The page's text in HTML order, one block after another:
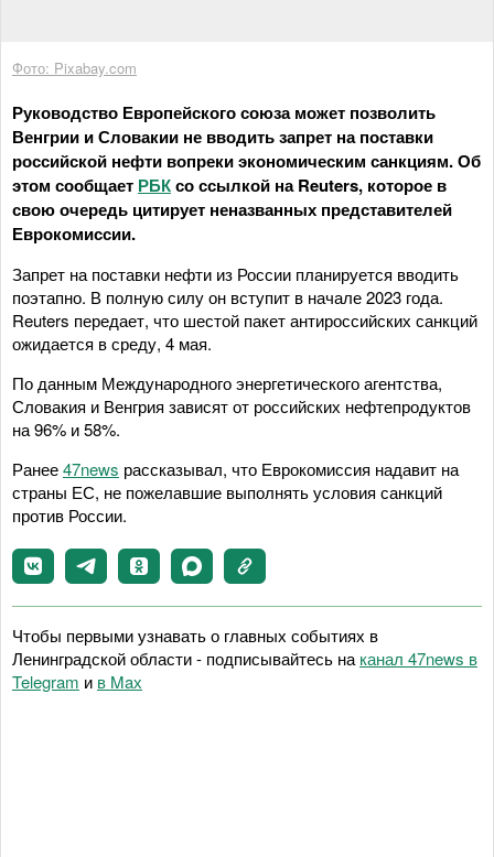
Фото: Pixabay.com
Руководство Европейского союза может позволить
Венгрии и Словакии не вводить запрет на поставки
российской нефти вопреки экономическим санкциям. Об
этом сообщает РБКсо ссылкой на Reuters, которое в
свою очередь цитирует неназванных представителей
Еврокомиссии.
Запрет на поставки нефти из России планируется вводить
поэтапно. В полную силу он вступит в начале 2023 года.
Reuters передает, что шестой пакет антироссийских санкций
ожидается в среду, 4 мая.
По данным Международного энергетического агентства,
Словакия и Венгрия зависят от российских нефтепродуктов
на 96% и 58%.
Ранее47news рассказывал, что Еврокомиссия надавит на
страны ЕС, не пожелавшие выполнять условия санкций
против России.
Чтобы первыми узнавать о главных событиях в
Ленинградской области - подписывайтесь на канал 47news в
Telegram и в Maх